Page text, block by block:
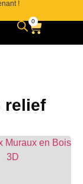
!
0
relief